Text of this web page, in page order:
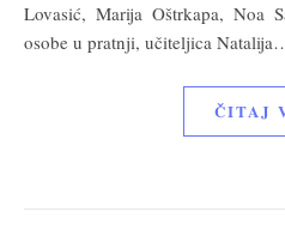
Lovasić, Marija Oštrkapa, Noa
osobe u pratnji, učiteljica
ČITAJ